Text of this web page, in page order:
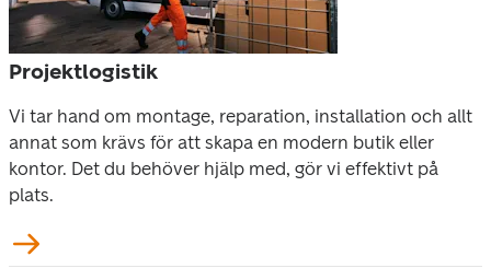
Projektlogistik
Vi tar hand om montage, reparation, installation och allt
annat som krävs för att skapa en modern butik eller
kontor. Det du behöver hjälp med, gör vi effektivt på
plats.